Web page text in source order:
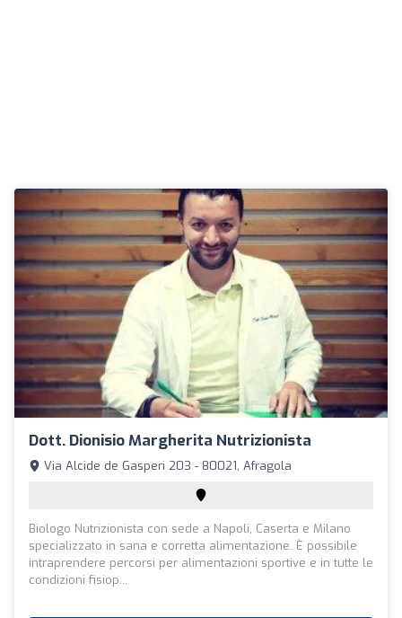
Dott. Dionisio Margherita Nutrizionista
Via Alcide de Gasperi 203 - 80021, Afragola
Biologo Nutrizionista con sede a Napoli, Caserta e Milano
specializzato in sana e corretta alimentazione. È possibile
intraprendere percorsi per alimentazioni sportive e in tutte le
condizioni fisiop...